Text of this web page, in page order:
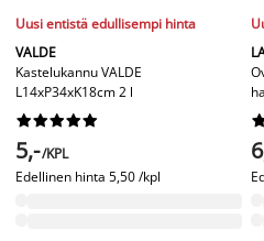
Uusi entistä edullisempi hinta
VALDE
Kastelukannu VALDE
L14xP34xK18cm 2 l






5,-/KPL
Edellinen hinta 5,50 /kpl